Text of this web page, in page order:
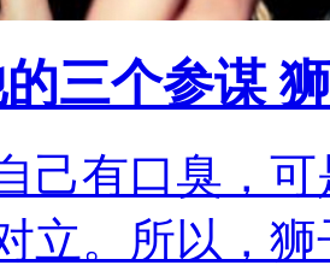
三个参谋
己有口臭，
立。所以，